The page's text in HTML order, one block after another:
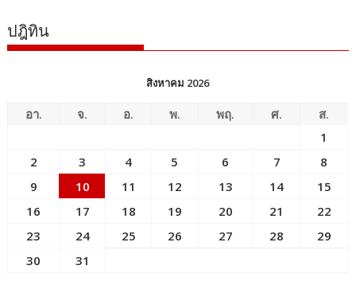
ปฎิทิน
สิงหาคม 2026
อา. จ. อ. พ. พฤ. ศ.
ส.
1
2
3 4 5 6 7
8
9
10 11 12 13 14
15
16
17 18 19 20 21
22
23
24 25 26 27 28
29
30
31